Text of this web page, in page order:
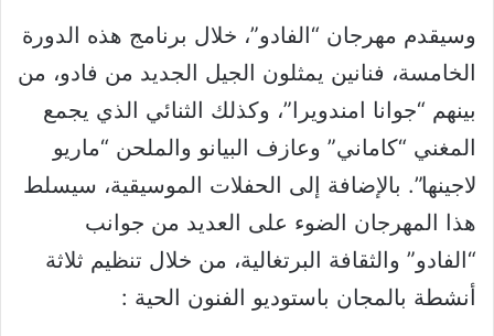
وسيقدم مهرجان “الفادو”، خلال برنامج هذه الدورة
الخامسة، فنانين يمثلون الجيل الجديد من فادو، من
بينهم “جوانا امندويرا”، وكذلك الثنائي الذي يجمع
المغني “كاماني” وعازف البيانو والملحن “ماريو
لاجينها”. بالإضافة إلى الحفلات الموسيقية، سيسلط
هذا المهرجان الضوء على العديد من جوانب
“الفادو” والثقافة البرتغالية، من خلال تنظيم ثلاثة
أنشطة بالمجان باستوديو الفنون الحية :